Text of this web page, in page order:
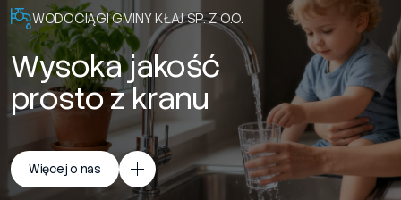
WODOCIĄGI GMINY KŁAJ SP. Z O.O.
Wysoka jakość
prosto z kranu
Więcej o nas